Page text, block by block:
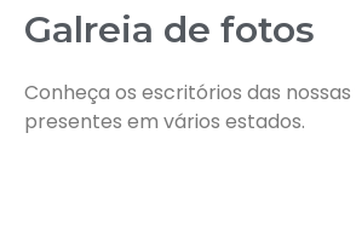
Galreia de fotos
Conheça os escritórios das nossas
presentes em vários estados.